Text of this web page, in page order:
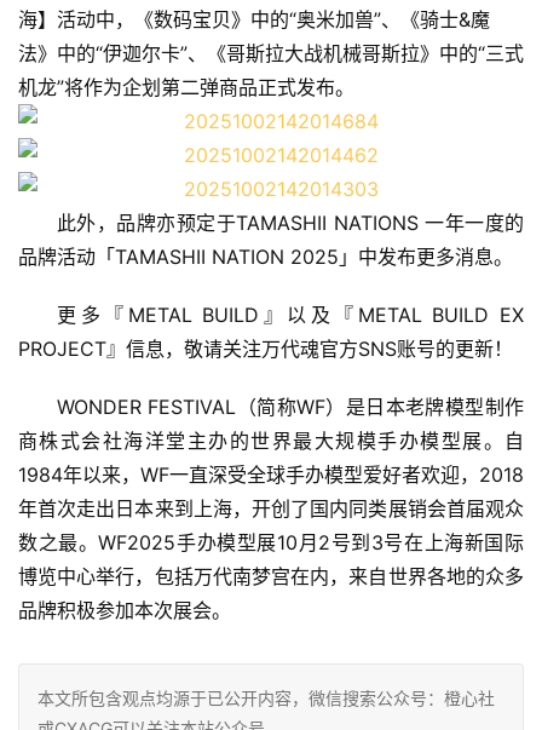
海】活动中，《数码宝贝》中的“奥米加兽”、《骑士&魔
法》中的“伊迦尔卡”、《哥斯拉大战机械哥斯拉》中的“三式
机龙”将作为企划第二弹商品正式发布。
此外，品牌亦预定于TAMASHII NATIONS 一年一度的
品牌活动「TAMASHII NATION 2025」中发布更多消息。
更多 『 METAL BUILD 』 以及 『 METAL BUILD EX
PROJECT』信息，敬请关注万代魂官方SNS账号的更新！
WONDER FESTIVAL（简称WF）是日本老牌模型制作
商株式会社海洋堂主办的世界最大规模手办模型展。自
1984年以来，WF一直深受全球手办模型爱好者欢迎，2018
年首次走出日本来到上海，开创了国内同类展销会首届观众
数之最。WF2025手办模型展10月2号到3号在上海新国际
博览中心举行，包括万代南梦宫在内，来自世界各地的众多
品牌积极参加本次展会。
本文所包含观点均源于已公开内容，微信搜索公众号：橙心社